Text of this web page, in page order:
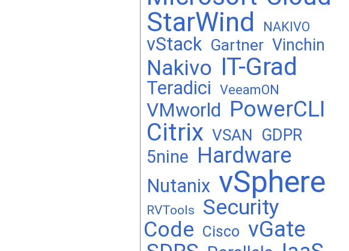
StarWind NAKIVO
vStack Gartner Vinchin
Nakivo IT-Grad
Teradici VeeamON
VMworld PowerCLI
Citrix VSAN GDPR
5nine Hardware
Nutanix vSphere
RVTools
Security
Code Cisco vGate